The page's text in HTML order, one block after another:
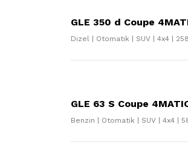
GLE 350 d Coupe
Dizel | Otomatik | SUV | 4x4 |
GLE 63 S Coupe
Benzin | Otomatik | SUV | 4x4 |